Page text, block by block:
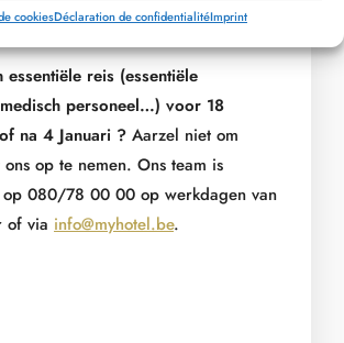
cookiesDéclaration de confidentialitéImprint
essentiële reis (essentiële
personeel…) voor 18
na 4 Januari ? Aarzel niet om
ons op te nemen. Ons team is
080/78 00 00 op werkdagen van
of via info@myhotel.be.